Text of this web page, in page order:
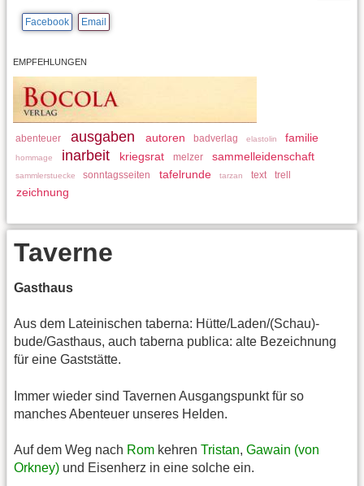
Facebook Email
EMPFEHLUNGEN
abenteuer ausgaben autoren badverlag elastolin familie
hommage inarbeit kriegsrat melzer sammelleidenschaft
sammlerstuecke sonntagsseiten tafelrunde tarzan text trell
zeichnung
Taverne
Gasthaus
Aus dem Lateinischen taberna: Hütte/Laden/(Schau)-
bude/Gasthaus, auch taberna publica: alte Bezeichnung
für eine Gaststätte.
Immer wieder sind Tavernen Ausgangspunkt für so
manches Abenteuer unseres Helden.
Auf dem Weg nach Rom kehren Tristan, Gawain (von
Orkney) und Eisenherz in eine solche ein.